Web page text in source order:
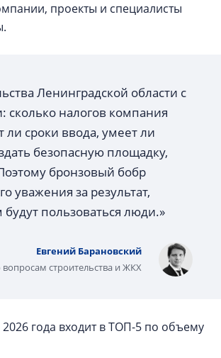
проекты и специалисты
Ленинградской области с
сколько налогов компания
ли сроки ввода, умеет ли
безопасную площадку,
бронзовый бобр
уважения за результат,
пользоваться люди.»
Евгений Барановский
строительства и ЖКХ
года входит в ТОП-5 по объему